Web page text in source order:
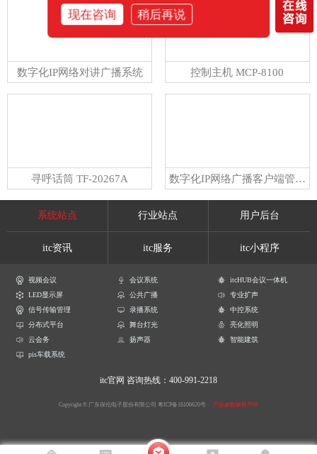
数字化IP网络对讲广播系统 控制主机 MCP-8100
寻呼话筒 TF-20267A 数字化IP网络广播客户端管理软件 V1.0
系统站点 行业站点 用户后台
itc资讯 itc服务 itc小程序
视频会议 会议系统
itcHUB会议一体机
LED显示屏
公共广播
专业扩声
信号传输管理
录播系统
中控系统
分布式平台
舞台灯光
亮化照明
云会务
扬声器
智能建筑
pis车载系统
itc官网 咨询热线：400-991-2218
Copyright © 广东保伦电子股份有限公司 粤ICP备16106620号 产品参数解释声明
现在咨询 稍后再说